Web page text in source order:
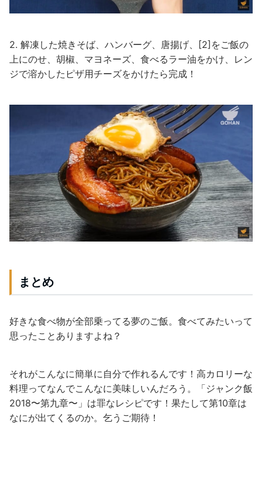
2. 解凍した焼きそば、ハンバーグ、唐揚げ、[2]をご飯の
上にのせ、胡椒、マヨネーズ、食べるラー油をかけ、レン
ジで溶かしたピザ用チーズをかけたら完成！
まとめ
好きな食べ物が全部乗ってる夢のご飯。食べてみたいって
思ったことありますよね？
それがこんなに簡単に自分で作れるんです！高カロリーな
料理ってなんでこんなに美味しいんだろう。
「ジャンク飯
2018〜第九章〜」は罪なレシピです！ 果たして第10章は
なにが出てくるのか。乞うご期待！